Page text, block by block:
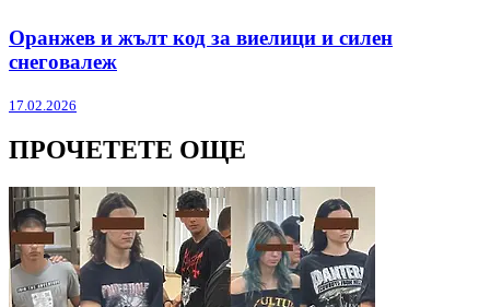
Оранжев и жълт код за виелици и силен
снеговалеж
17.02.2026
ПРОЧЕТЕТЕ ОЩЕ